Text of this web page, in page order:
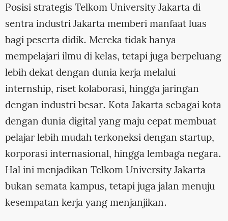
Posisi strategis Telkom University Jakarta di
sentra industri Jakarta memberi manfaat luas
bagi peserta didik. Mereka tidak hanya
mempelajari ilmu di kelas, tetapi juga berpeluang
lebih dekat dengan dunia kerja melalui
internship, riset kolaborasi, hingga jaringan
dengan industri besar. Kota Jakarta sebagai kota
dengan dunia digital yang maju cepat membuat
pelajar lebih mudah terkoneksi dengan startup,
korporasi internasional, hingga lembaga negara.
Hal ini menjadikan Telkom University Jakarta
bukan semata kampus, tetapi juga jalan menuju
kesempatan kerja yang menjanjikan.